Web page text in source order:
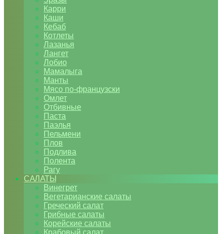
Карри
Каши
Кебаб
Котлеты
Лазанья
Лангет
Лобио
Мамалыга
Манты
Мясо по-французски
Омлет
Отбивные
Паста
Паэлья
Пельмени
Плов
Подлива
Полента
Рагу
САЛАТЫ
Винегрет
Вегетарианские салаты
Греческий салат
Грибные салаты
Корейские салаты
Крабовый салат